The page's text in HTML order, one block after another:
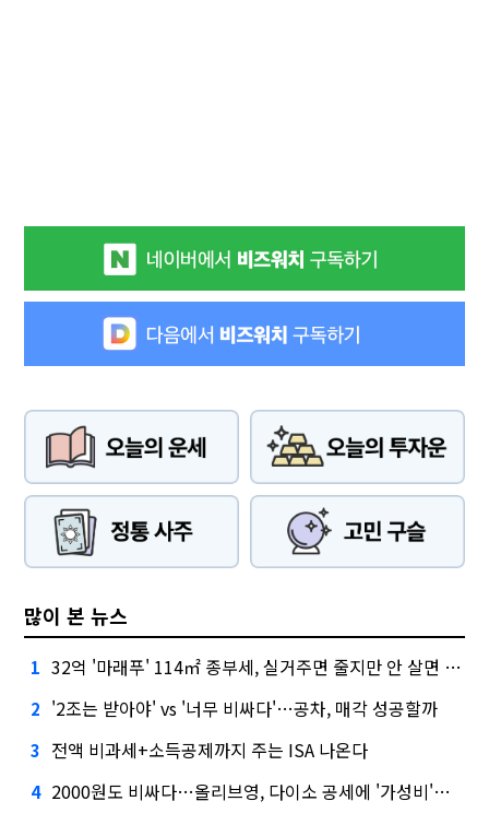
많이 본 뉴스
1 32억 '마래푸' 114㎡ 종부세, 실거주면 줄지만 안 살면 2.5배
2 '2조는 받아야' vs '너무 비싸다'…공차, 매각 성공할까
3 전액 비과세+소득공제까지 주는 ISA 나온다
4 2000원도 비싸다…올리브영, 다이소 공세에 '가성비'로 맞불